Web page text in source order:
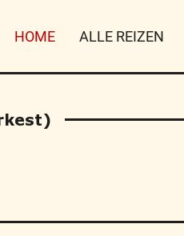
HOME ALLE REIZEN